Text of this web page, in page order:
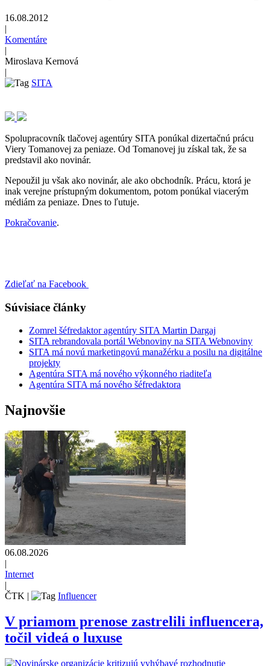
16.08.2012
|
Komentáre
|
Miroslava Kernová
|
SITA
Spolupracovník tlačovej agentúry SITA ponúkal dizertačnú prácu
Viery Tomanovej za peniaze. Od Tomanovej ju získal tak, že sa
predstavil ako novinár.
Nepoužil ju však ako novinár, ale ako obchodník. Prácu, ktorá je
inak verejne prístupným dokumentom, potom ponúkal viacerým
médiám za peniaze. Dnes to ľutuje.
Pokračovanie.
Zdieľať na Facebook
Súvisiace články
Zomrel šéfredaktor agentúry SITA Martin Dargaj
SITA rebrandovala portál Webnoviny na SITA Webnoviny
SITA má novú marketingovú manažérku a posilu na digitálne
projekty
Agentúra SITA má nového výkonného riaditeľa
Agentúra SITA má nového šéfredaktora
Najnovšie
06.08.2026
|
Internet
|
ČTK | Influencer
V priamom prenose zastrelili influencera,
točil videá o luxuse